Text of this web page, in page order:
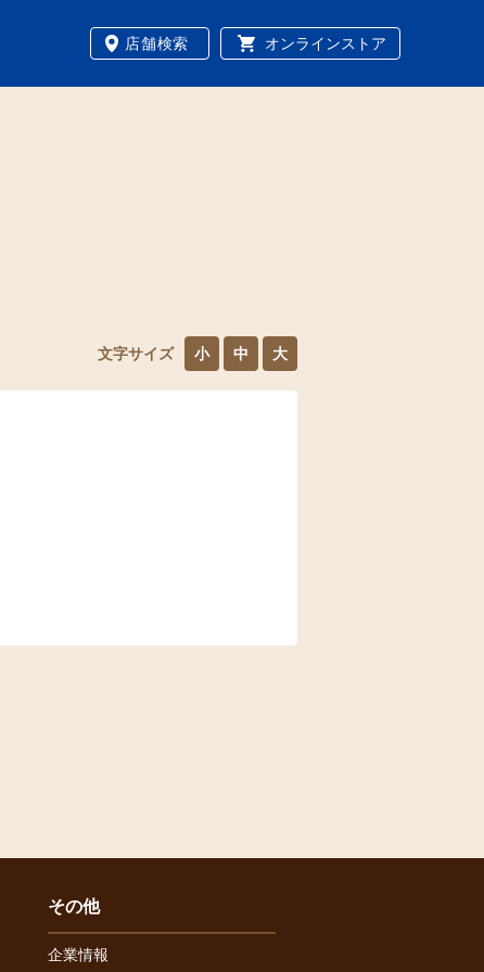
店舗検索 オンラインストア
文字サイズ 小 中 大
その他
企業情報